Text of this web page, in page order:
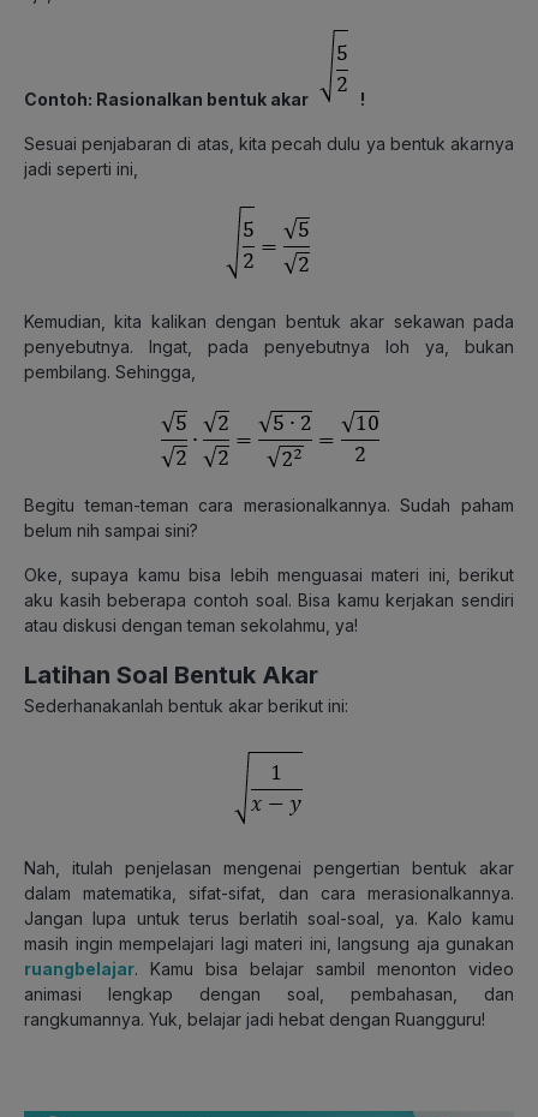
Contoh: Rasionalkan bentuk akar !
Sesuai penjabaran di atas, kita pecah dulu ya bentuk akarnya
jadi seperti ini,
Kemudian, kita kalikan dengan bentuk akar sekawan pada
penyebutnya. Ingat, pada penyebutnya loh ya, bukan
pembilang. Sehingga,
Begitu teman-teman cara merasionalkannya. Sudah paham
belum nih sampai sini?
Oke, supaya kamu bisa lebih menguasai materi ini, berikut
aku kasih beberapa contoh soal. Bisa kamu kerjakan sendiri
atau diskusi dengan teman sekolahmu, ya!
Latihan Soal Bentuk Akar
Sederhanakanlah bentuk akar berikut ini:
Nah, itulah penjelasan mengenai pengertian bentuk akar
dalam matematika, sifat-sifat, dan cara merasionalkannya.
Jangan lupa untuk terus berlatih soal-soal, ya. Kalo kamu
masih ingin mempelajari lagi materi ini, langsung aja gunakan
ruangbelajar. Kamu bisa belajar sambil menonton video
animasi lengkap dengan soal, pembahasan, dan
rangkumannya. Yuk, belajar jadi hebat dengan Ruangguru!